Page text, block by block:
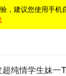
，建议您使用手机
纯情学生妹一